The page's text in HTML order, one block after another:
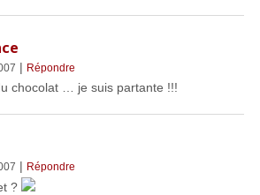
| Répondre
chocolat … je suis partante !!!
| Répondre
?